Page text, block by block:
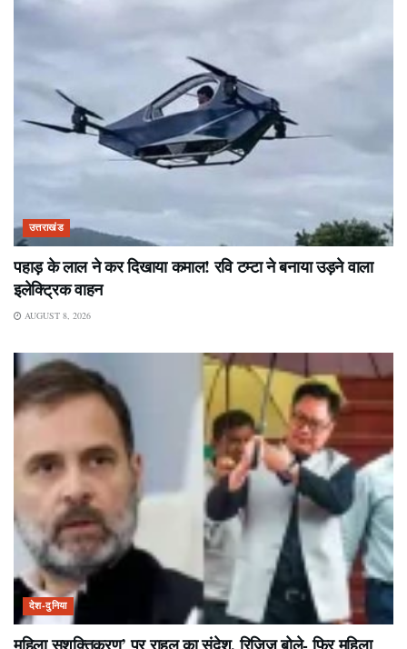
उत्तराखंड
पहाड़ के लाल ने कर दिखाया कमाल! रवि टम्टा ने बनाया उड़ने वाला
इलेक्ट्रिक वाहन
AUGUST 8, 2026
देश-दुनिया